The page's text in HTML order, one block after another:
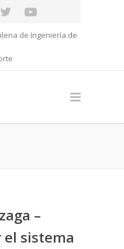
de Ingeniería de
–
el sistema